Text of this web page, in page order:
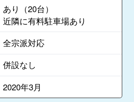
あり（20台）
近隣に有料駐車場あり
全宗派対応
併設なし
2020年3月